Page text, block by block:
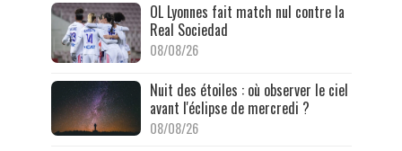
OL Lyonnes fait match nul contre la
Real Sociedad
08/08/26
Nuit des étoiles : où observer le ciel
avant l'éclipse de mercredi ?
08/08/26